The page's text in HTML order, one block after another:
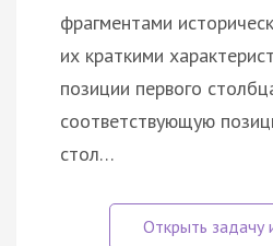
фрагментами
их краткими
позиции первого
соответствующую
стол…